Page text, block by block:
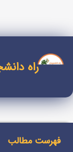
راه
فهرست مطالب